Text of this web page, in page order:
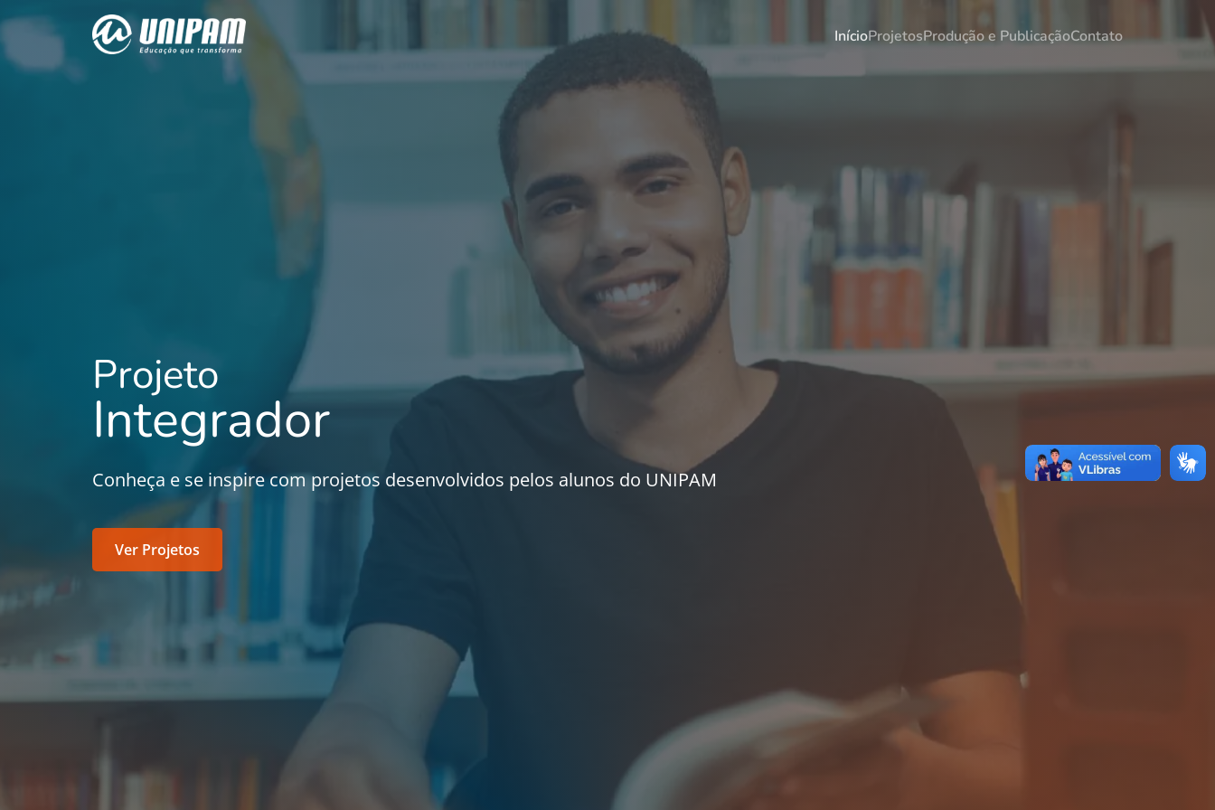
InícioProjetosProdução e PublicaçãoContato
Projeto
Integrador
Conheça e se inspire com projetos desenvolvidos pelos alunos do UNIPAM
Ver Projetos